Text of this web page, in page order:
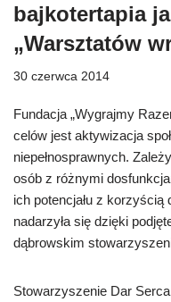
bajkotertapia
„Warsztatów
30 czerwca 2014
Fundacja „Wygrajmy
celów jest aktywizacja
niepełnosprawnych.
osób z różnymi
ich potencjału z
nadarzyła się dzięki
dąbrowskim
Stowarzyszenie Dar